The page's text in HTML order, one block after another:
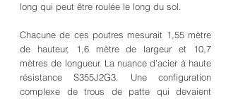
long qui peut être roulée le long du sol.
Chacune de ces poutres mesurait 1,55 mètre
de hauteur, 1,6 mètre de largeur et 10,7
mètres de longueur. La nuance d'acier à haute
résistance S355J2G3. Une configuration
complexe de trous de patte qui devaient